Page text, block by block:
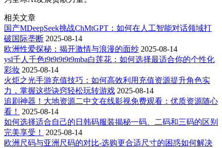
相关文章
国产MDeepSeek挑战ChMtGPT：如何在人工智能对话领域打
破国际垄断 2025-08-14
欧洲性爱探秘：揭开激情与浪漫的面纱 2025-08-14
ysl千人千色t9t9t9t9t9mba白莲花：如何选择最适合你的个性化
彩妆 2025-08-14
火炬之光手游充值技巧：如何高效利用充值资源提升角色实
力，掌握这些诀窍轻松玩转游戏 2025-08-14
追剧神器！大地资源二中文在线影视免费观看：优质资源随心
看！
2025-08-14
如何选择适合自己的日韩码服装揭秘一码、二码和三码的区别
完美享受！
2025-08-14
欧洲尺码与亚洲尺码的对比-选购更合适尺寸的困惑如何解决